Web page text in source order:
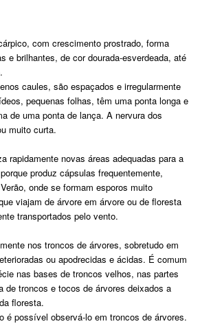
com crescimento prostrado, forma
e brilhantes, de cor dourada-esverdeada, até
caules, são espaçados e irregularmente
pequenas folhas, têm uma ponta longa e
de uma ponta de lança. A nervura dos
muito curta.
rapidamente novas áreas adequadas para a
produz cápsulas frequentemente,
onde se formam esporos muito
viajam de árvore em árvore ou de floresta
transportados pelo vento.
nos troncos de árvores, sobretudo em
ou apodrecidas e ácidas. É comum
nas bases de troncos velhos, nas partes
de troncos e tocos de árvores deixados a
floresta.
é possível observá-lo em troncos de árvores.